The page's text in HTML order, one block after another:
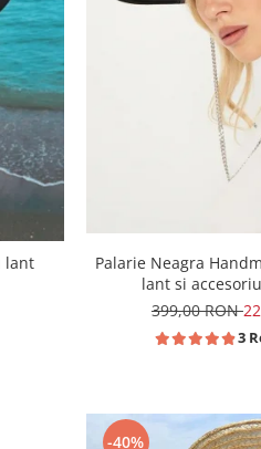
lant
Palarie Neagra
lant si
399,00 RON
3
-40%